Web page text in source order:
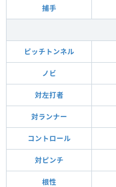
捕手
ピッチトンネル
ノビ
対左打者
対ランナー
コントロール
対ピンチ
根性